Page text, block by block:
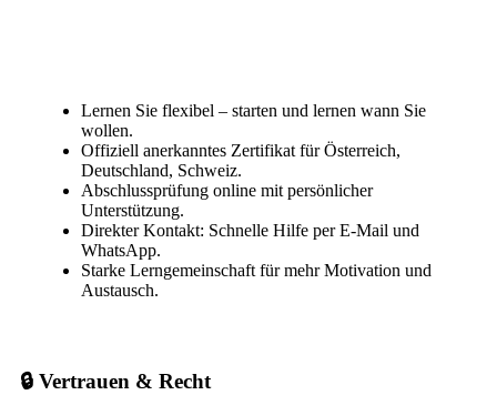
Lernen Sie flexibel – starten und lernen wann Sie
wollen.
Offiziell anerkanntes Zertifikat für Österreich,
Deutschland, Schweiz.
Abschlussprüfung online mit persönlicher
Unterstützung.
Direkter Kontakt: Schnelle Hilfe per E-Mail und
WhatsApp.
Starke Lerngemeinschaft für mehr Motivation und
Austausch.
🔒 Vertrauen & Recht